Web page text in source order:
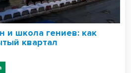
и школа гениев: как
квартал